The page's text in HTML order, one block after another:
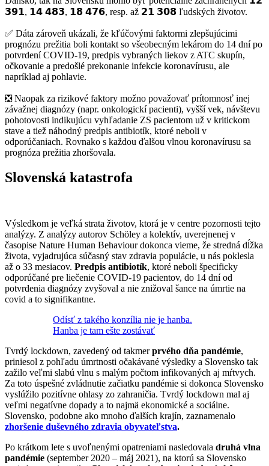
𝟯𝟵𝟭, 𝟭𝟰 𝟰𝟴𝟯, 𝟭𝟴 𝟰𝟳𝟲, resp. až 𝟮𝟭 𝟯𝟬𝟴 ľudských životov.
✅ Dáta zároveň ukázali, že kľúčovými faktormi zlepšujúcimi
prognózu prežitia boli kontakt so všeobecným lekárom do 14 dní po
potvrdení COVID-19, predpis vybraných liekov z ATC skupín,
očkovanie a predošlé prekonanie infekcie koronavírusu, ale
napríklad aj pohlavie.
❎ Naopak za rizikové faktory možno považovať prítomnosť inej
závažnej diagnózy (napr. onkologickí pacienti), vyšší vek, návštevu
pohotovosti indikujúcu vyhľadanie ZS pacientom už v kritickom
stave a tiež náhodný predpis antibiotík, ktoré neboli v
odporúčaniach. Rovnako s každou ďalšou vlnou koronavírusu sa
prognóza prežitia zhoršovala.
Slovenská katastrofa
Výsledkom je veľká strata životov, ktorá je v centre pozornosti tejto
analýzy. Z analýzy autorov Schöley a kolektív, uverejnenej v
časopise Nature Human Behaviour dokonca vieme, že stredná dĺžka
života, vyjadrujúca súčasný stav zdravia populácie, u nás poklesla
až o 33 mesiacov. Predpis antibiotík, ktoré neboli špecificky
odporúčané pre liečenie COVID-19 pacientov, do 14 dní od
potvrdenia diagnózy zvyšoval a nie znižoval šance na úmrtie na
covid a to signifikantne.
Odísť z takého konzília nie je hanba.
Hanba je tam ešte zostávať
Tvrdý lockdown, zavedený od takmerprvého dňa pandémie,
priniesol z pohľadu úmrtnosti očakávané výsledky a Slovensko tak
zažilo veľmi slabú vlnu s malým počtom infikovaných aj mŕtvych.
Za toto úspešné zvládnutie začiatku pandémie si dokonca Slovensko
vyslúžilo pozitívne ohlasy zo zahraničia. Tvrdý lockdown mal aj
veľmi negatívne dopady a to najmä ekonomické a sociálne.
Slovensko, podobne ako mnoho ďalších krajín, zaznamenalo
zhoršenie duševného zdravia obyvateľstva.
Po krátkom lete s uvoľnenými opatreniami nasledovala druhá vlna
pandémie (september 2020 – máj 2021), na ktorú sa Slovensko